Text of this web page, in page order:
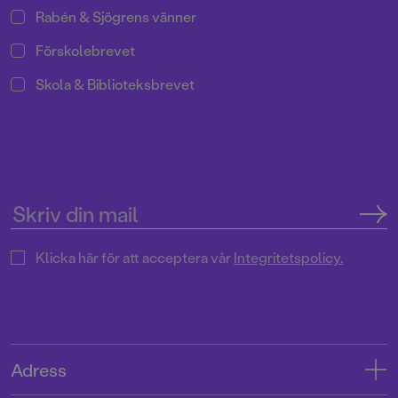
Rabén & Sjögrens vänner
Förskolebrevet
Skola & Biblioteksbrevet
Klicka här för att acceptera vårIntegritetspolicy.
Adress